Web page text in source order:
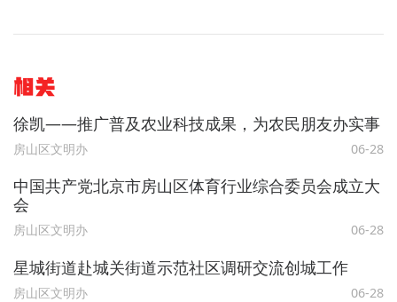
相关
徐凯——推广普及农业科技成果，为农民朋友办实事
房山区文明办 06-28
中国共产党北京市房山区体育行业综合委员会成立大
会
房山区文明办 06-28
星城街道赴城关街道示范社区调研交流创城工作
房山区文明办 06-28